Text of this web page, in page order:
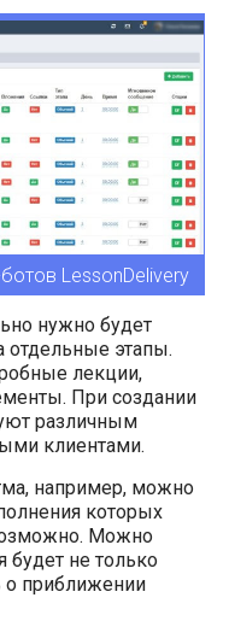
LessonDelivery
нужно будет
отдельные этапы.
лекции,
При создании
различным
клиентами.
например, можно
которых
Можно
будет не только
о приближении